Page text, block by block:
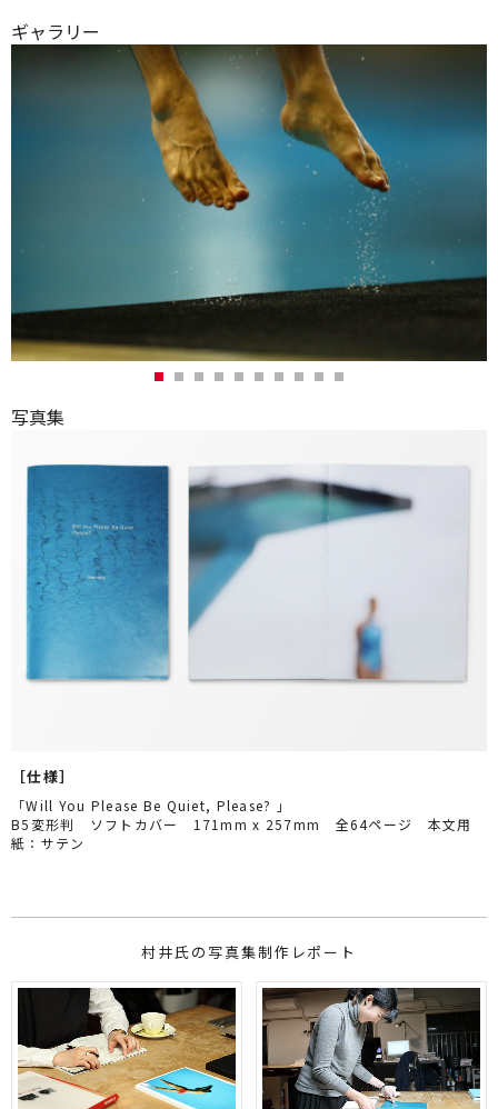
ギャラリー
写真集
［仕様］
「Will You Please Be Quiet, Please? 」
B5変形判 ソフトカバー 171mm x 257mm 全64ページ 本文用
紙：サテン
写真集制作レポート